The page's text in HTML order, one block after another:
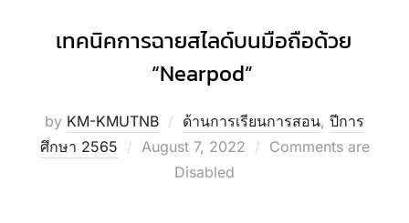
เทคนิคการฉายสไลด์บนมือถือด้วย
“Nearpod”
by KM-KMUTNB ด้านการเรียนการสอน, ปีการ
ศึกษา 2565
Posted
August 7, 2022
Comments are
Disabled